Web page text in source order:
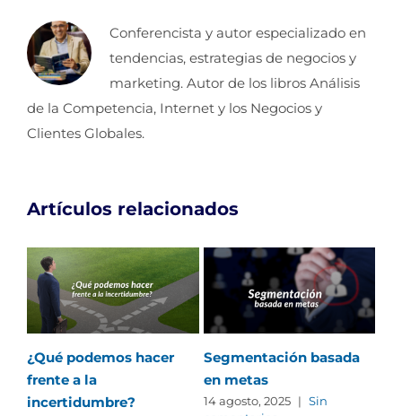
Conferencista y autor especializado en
tendencias, estrategias de negocios y
marketing. Autor de los libros Análisis
de la Competencia, Internet y los Negocios y
Clientes Globales.
Artículos relacionados
¿Qué podemos hacer
frente a la
incertidumbre?
Segmentación basada
en metas
14 agosto, 2025 | Sin